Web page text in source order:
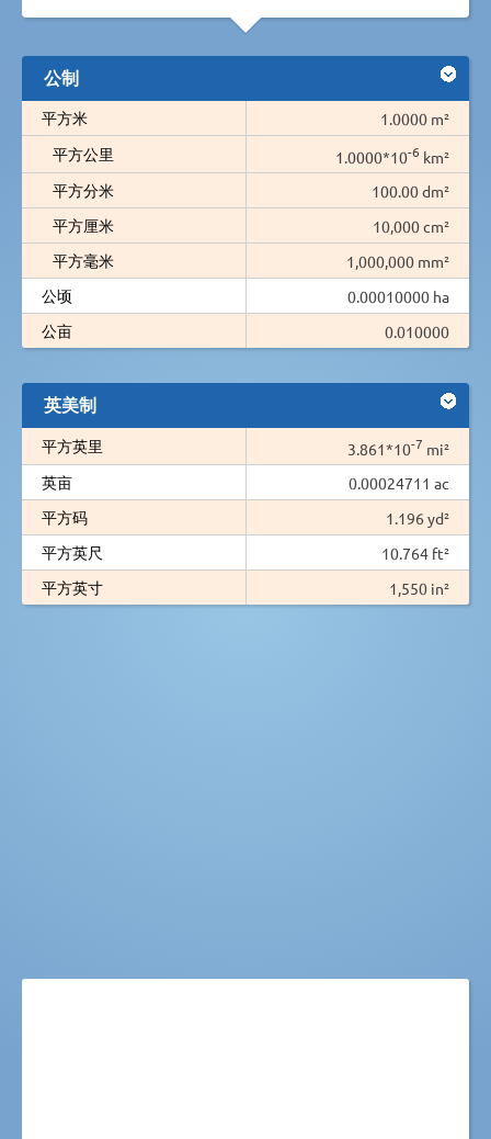
公制
平方米
1.0000 m²
平方公里
1.0000*10-6 km²
平方分米
100.00 dm²
平方厘米
10,000 cm²
平方毫米
1,000,000 mm²
公顷
0.00010000 ha
公亩
0.010000
英美制
平方英里 3.861*10-7 mi²
英亩
0.00024711 ac
平方码
1.196 yd²
平方英尺
10.764 ft²
平方英寸
1,550 in²